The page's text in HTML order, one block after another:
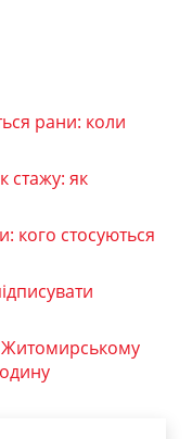
рани: коли
стажу: як
кого стосуються
Житомирському